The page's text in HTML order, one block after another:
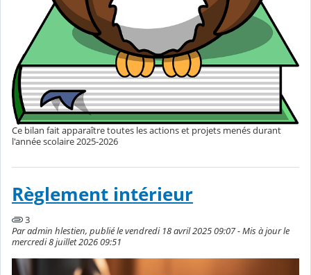
Ce bilan fait apparaître toutes les actions et projets menés durant
l'année scolaire 2025-2026
Règlement intérieur
3
Par admin hlestien, publié le vendredi 18 avril 2025 09:07 - Mis à jour le
mercredi 8 juillet 2026 09:51